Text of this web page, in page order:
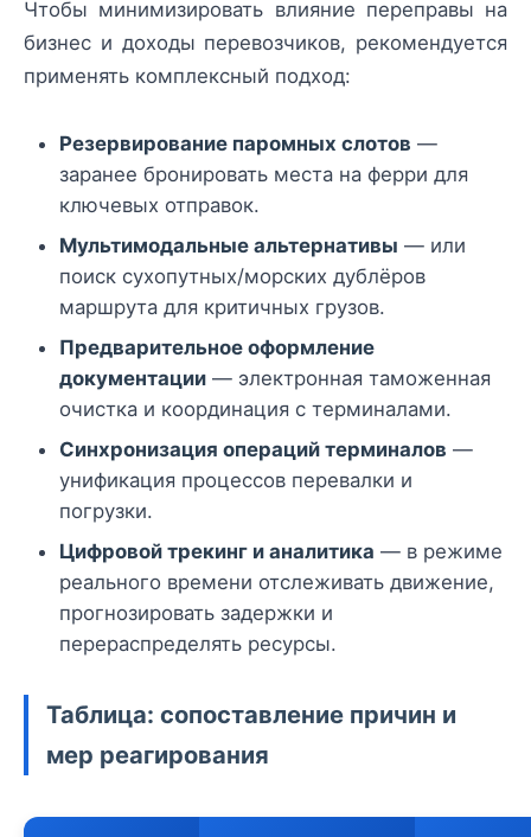
Чтобы минимизировать влияние переправы на
бизнес и доходы перевозчиков, рекомендуется
применять комплексный подход:
Резервирование паромных слотов —
заранее бронировать места на ферри для
ключевых отправок.
Мультимодальные альтернативы — или
поиск сухопутных/морских дублёров
маршрута для критичных грузов.
Предварительное оформление
документации — электронная таможенная
очистка и координация с терминалами.
Синхронизация операций терминалов —
унификация процессов перевалки и
погрузки.
Цифровой трекинг и аналитика — в режиме
реального времени отслеживать движение,
прогнозировать задержки и
перераспределять ресурсы.
Таблица: сопоставление причин и
мер реагирования